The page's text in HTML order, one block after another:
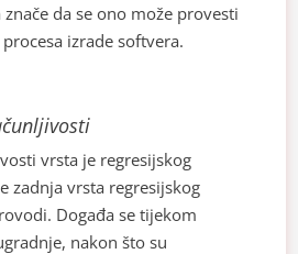
da se ono može provesti
izrade softvera.
vrsta je regresijskog
zadnja vrsta regresijskog
Događa se tijekom
nakon što su